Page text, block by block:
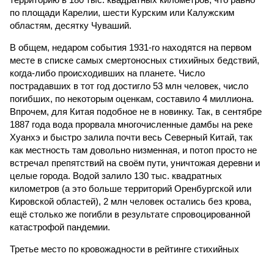
по площади Карелии, шести Курским или Калужским
областям, десятку Чуваший.
В общем, недаром события 1931-го находятся на первом
месте в списке самых смертоносных стихийных бедствий,
когда-либо происходивших на планете. Число
пострадавших в тот год достигло 53 млн человек, число
погибших, по некоторым оценкам, составило 4 миллиона.
Впрочем, для Китая подобное не в новинку. Так, в сентябре
1887 года вода прорвала многочисленные дамбы на реке
Хуанхэ и быстро залила почти весь Северный Китай, так
как местность там довольно низменная, и потоп просто не
встречал препятствий на своём пути, уничтожая деревни и
целые города. Водой залило 130 тыс. квадратных
километров (а это больше территорий Оренбургской или
Кировской областей), 2 млн человек остались без крова,
ещё столько же погибли в результате спровоцированной
катастрофой пандемии.
Третье место по кровожадности в рейтинге стихийных